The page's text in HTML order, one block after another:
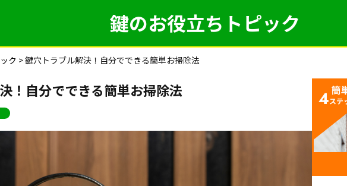
鍵のお役立ちトピック
ク >鍵穴トラブル解決！自分でできる簡単お掃除法
！自分でできる簡単お掃除法